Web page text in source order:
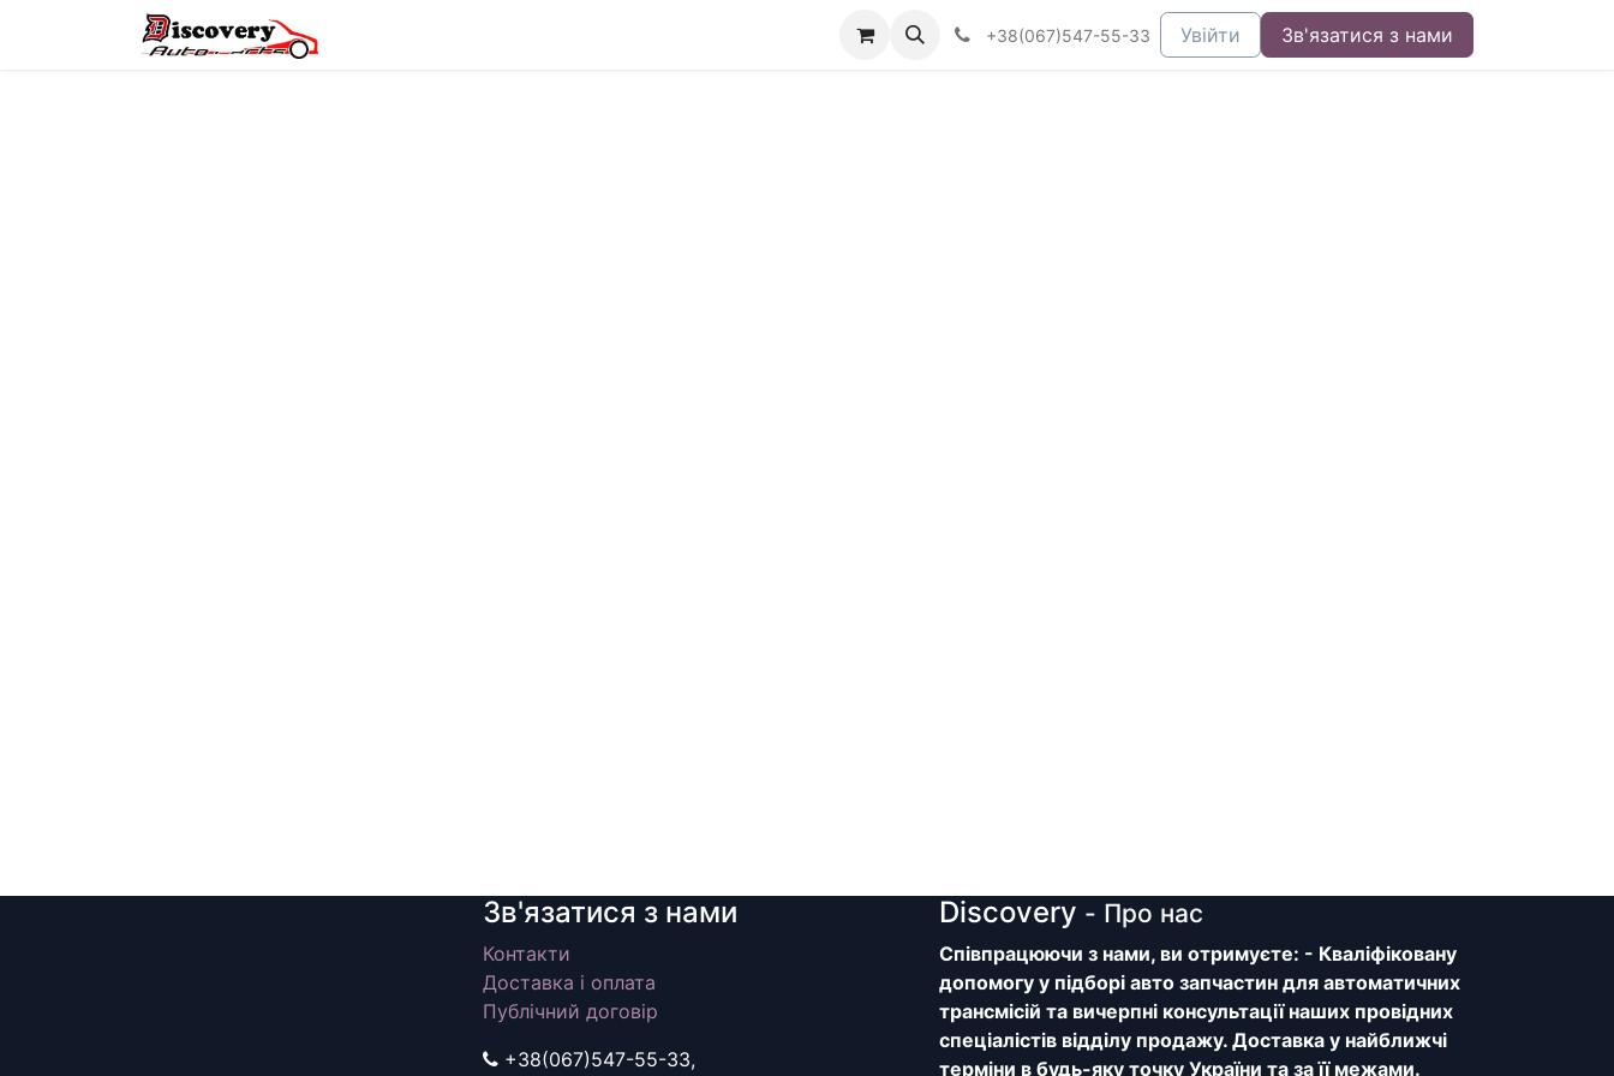
+38(067)547-55-33 Увійти Зв'язатися з нами
Зв'язатися з нами
Контакти
Доставка і оплата
Публічний договір
+38(067)547-55-33,
Discovery - Про нас
Співпрацюючи з нами, ви отримуєте: - Кваліфіковану
допомогу у підборі авто запчастин для автоматичних
трансмісій та вичерпні консультації наших провідних
спеціалістів відділу продажу. Доставка у найближчі
терміни в будь-яку точку України та за її межами.